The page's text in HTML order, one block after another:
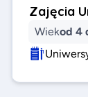
Zajęcia
Wiekod 4